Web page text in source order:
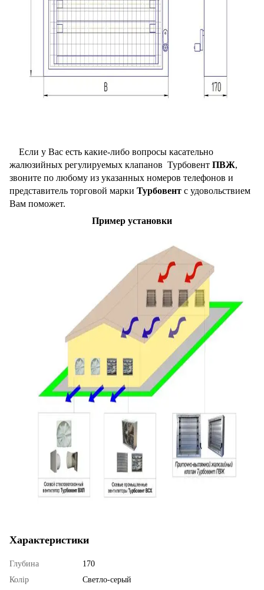
Если у Вас есть какие-либо вопросы касательно
жалюзийных регулируемых клапанов Турбовент ПВЖ,
звоните по любому из указанных номеров телефонов и
представитель торговой марки Турбовент с удовольствием
Вам поможет.
Пример установки
Характеристики
Глубина
170
Колір
Светло-серый